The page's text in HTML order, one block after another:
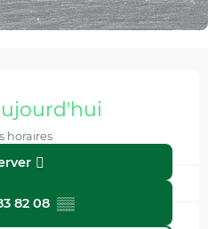
horaires
82 08 ▒▒